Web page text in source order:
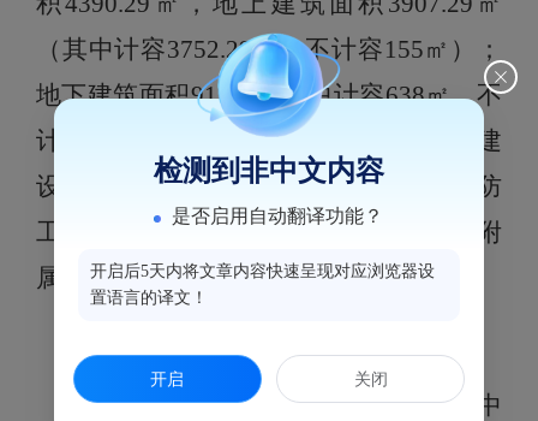
（其中计容3752.29㎡，不计容155㎡）；
地下建筑面积915 ㎡（其中计容638㎡，不
计容277
，建筑占地面积1220㎡。建
设内容包括建筑工程、给排水工程、消防
工程、管线综合、通风空调工程及室外附
属工程等。
项目总投资匡算为4314.65万元，其中
检测到非中文内容
是否启用自动翻译功能？
开启后5天内将文章内容快速呈现对应浏览器设
置语言的译文！
开启 关闭